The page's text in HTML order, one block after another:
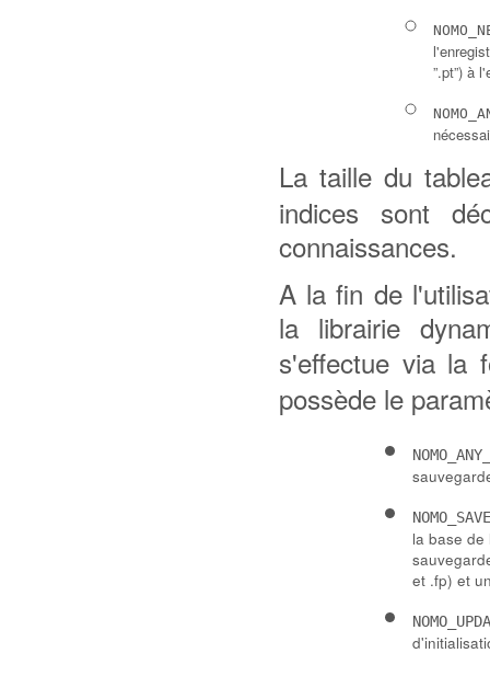
”.pt”) à
La taille du
indices sont
connaissances.
A la fin de
la librairie
s'effectue via la
possède le
la base
et .fp) et